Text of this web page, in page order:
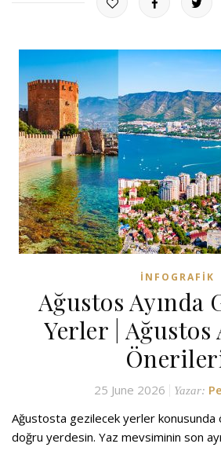
İNFOGRAFIK
Ağustos Ayında
Yerler | Ağustos
25 June 2026 Yazar:
Ağustosta gezilecek yerler konusunda
doğru yerdesin. Yaz mevsiminin son